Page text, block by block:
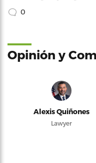
0
Opinión y
Alexis Quiñones
Lawyer